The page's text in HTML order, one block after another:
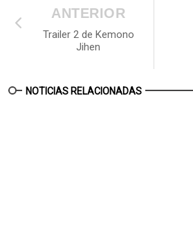
ANTERIOR
Trailer 2 de Kemono
Jihen
NOTICIAS RELACIONADAS